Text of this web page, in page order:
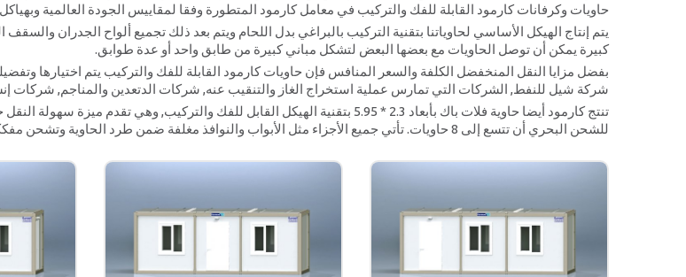
حاويات وكرفانات كارمود القابلة للفك والتركيب في معامل كارمود المتطورة وفقا لمقاييس الجودة العالمية
يتم إنتاج الهيكل الأساسي لحاوياتنا بتقنية التركيب بالبراغي بدل اللحام ويتم بعد ذلك تجميع ألواح الجدران
كبيرة يمكن أن توصل الحاويات مع بعضها البعض لتشكل مباني كبيرة من طابق واحد أو عدة طوابق.
بفضل مزايا النقل المنخفضل الكلفة والسعر المنافس فإن حاويات كارمود القابلة للفك والتركيب يتم اختيارها
شركة شيل للنفط, الشركات التي تمارس عملية استخراج الغاز والتنقيب عنه, شركات الدتعدين والمناجم, شركات
للشحن البحري أن تتسع إلى 8 حاويات. تأتي جميع الأجزاء مثل الأبواب والنوافذ مغلفة ضمن طرد الحاوية وتشحن مفككة, ومن ثم يمكن بسهولة تركيبها في الموقع وتسليمها جاهزة للاستخدام.